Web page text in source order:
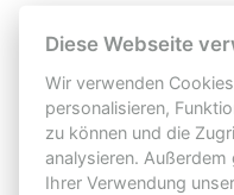
Sonstige
Rohdichte
Wasseraufnahme
Diese Webseite
Wir verwenden
personalisieren,
zu können und die
analysieren.
Ihrer Verwendung